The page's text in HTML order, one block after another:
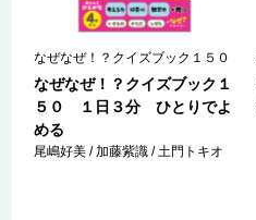
なぜなぜ！？クイズブック１５０
なぜなぜ！？クイズブック１
５０ １日３分 ひとりでよ
める
尾嶋好美 / 加藤紫識 / 土門トキオ